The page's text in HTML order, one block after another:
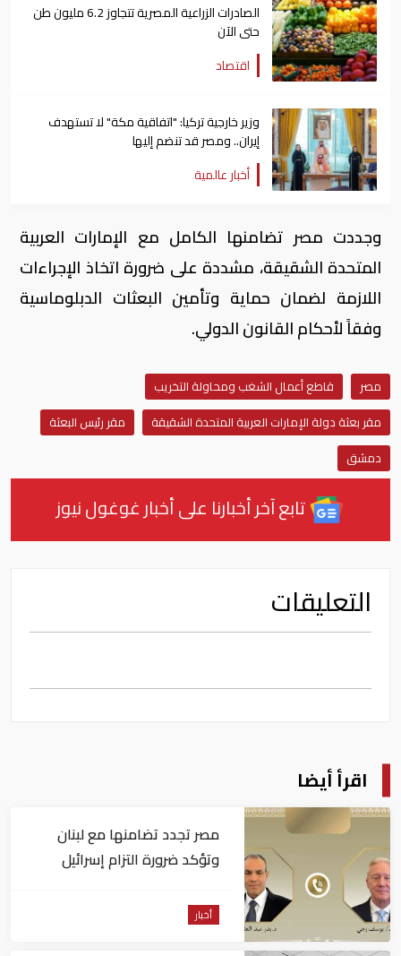
الصادرات الزراعية المصرية تتجاوز 6.2 مليون طن
حتى الآن
اقتصاد
وزير خارجية تركيا: "اتفاقية مكة" لا تستهدف
إيران.. ومصر قد تنضم إليها
أخبار عالمية
وجددت مصر تضامنها الكامل مع الإمارات العربية
المتحدة الشقيقة، مشددة على ضرورة اتخاذ الإجراءات
اللازمة لضمان حماية وتأمين البعثات الدبلوماسية
وفقاً لأحكام القانون الدولي.
مصر
قاطع أعمال الشغب ومحاولة التخريب
مقر بعثة دولة الإمارات العربية المتحدة الشقيقة
مقر رئيس البعثة
دمشق
تابع آخر أخبارنا على أخبار غوغول نيوز
التعليقات
اقرأ أيضا
مصر تجدد تضامنها مع لبنان
وتؤكد ضرورة التزام إسرائيل
أخبار